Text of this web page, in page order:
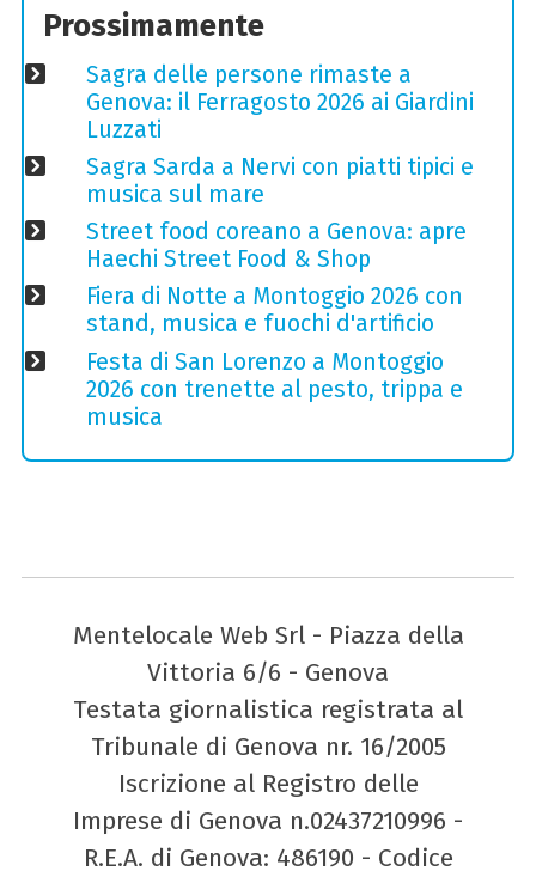
Prossimamente
Sagra delle persone rimaste a
Genova: il Ferragosto 2026 ai Giardini
Luzzati
Sagra Sarda a Nervi con piatti tipici e
musica sul mare
Street food coreano a Genova: apre
Haechi Street Food & Shop
Fiera di Notte a Montoggio 2026 con
stand, musica e fuochi d'artificio
Festa di San Lorenzo a Montoggio
2026 con trenette al pesto, trippa e
musica
Mentelocale Web Srl - Piazza della
Vittoria 6/6 - Genova
Testata giornalistica registrata al
Tribunale di Genova nr. 16/2005
Iscrizione al Registro delle
Imprese di Genova n.02437210996 -
R.E.A. di Genova: 486190 - Codice